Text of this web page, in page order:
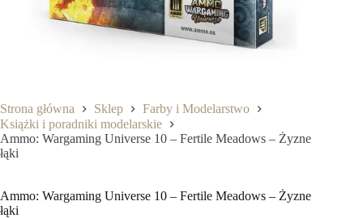
Strona główna Sklep
Farby i Modelarstwo
Książki i poradniki modelarskie
Ammo: Wargaming Universe 10 – Fertile Meadows – Żyzne
łąki
Ammo: Wargaming Universe 10 – Fertile Meadows – Żyzne
łąki